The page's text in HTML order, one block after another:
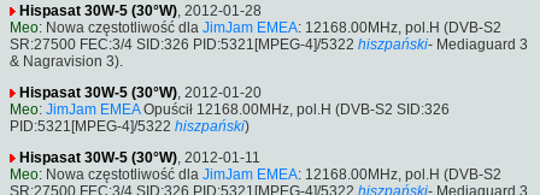
Hispasat 30W-5 (30°W), 2012-01-28
Meo: Nowa częstotliwość dla JimJam EMEA: 12168.00MHz, pol.H (DVB-S2
SR:27500 FEC:3/4 SID:326 PID:5321[MPEG-4]/5322 hiszpański- Mediaguard 3
& Nagravision 3).
Hispasat 30W-5 (30°W), 2012-01-20
Meo: JimJam EMEAOpuścił 12168.00MHz, pol.H (DVB-S2 SID:326
PID:5321[MPEG-4]/5322 hiszpański)
Hispasat 30W-5 (30°W), 2012-01-11
Meo: Nowa częstotliwość dla JimJam EMEA: 12168.00MHz, pol.H (DVB-S2
SR:27500 FEC:3/4 SID:326 PID:5321[MPEG-4]/5322 hiszpański- Mediaguard 3